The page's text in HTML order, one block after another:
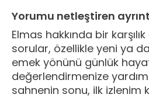
Yorumu netleştiren
Elmas hakkında bir
sorular, özellikle yeni ya
emek yönünü günlük
değerlendirmenize
sahnenin sonu, ilk izlenim